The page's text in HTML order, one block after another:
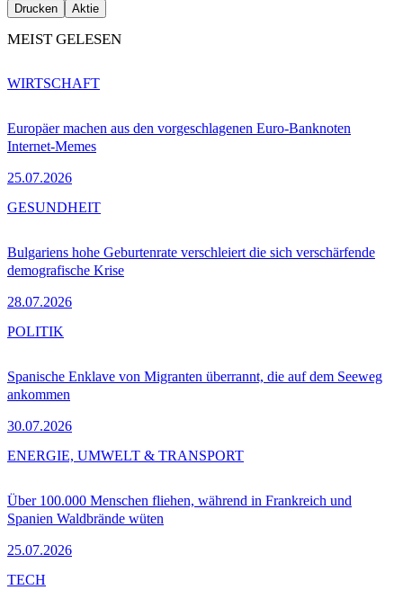
Drucken Aktie
MEIST GELESEN
Europäer machen aus den vorgeschlagenen Euro-Banknoten
Internet-Memes
25.07.2026
WIRTSCHAFT
Bulgariens hohe Geburtenrate verschleiert die sich verschärfende
demografische Krise
28.07.2026
GESUNDHEIT
Spanische Enklave von Migranten überrannt, die auf dem Seeweg
ankommen
30.07.2026
POLITIK
Über 100.000 Menschen fliehen, während in Frankreich und
Spanien Waldbrände wüten
25.07.2026
ENERGIE, UMWELT & TRANSPORT
TECH